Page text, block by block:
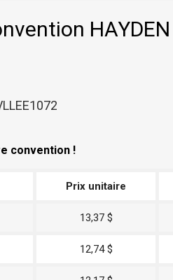
HAYDEN
convention !
Prix unitaire
13,37 $
12,74 $